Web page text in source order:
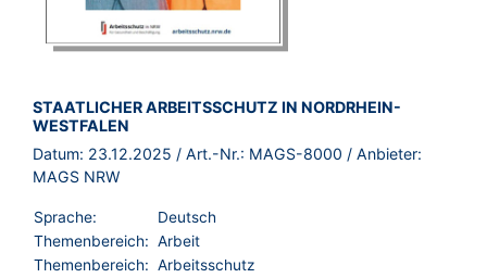
BROSCHÜRE:
STAATLICHER ARBEITSSCHUTZ IN NORDRHEIN-
WESTFALEN
Datum: 23.12.2025 / Art.-Nr.: MAGS-8000 / Anbieter:
MAGS NRW
Sprache:
Deutsch
Themenbereich: Arbeit
Themenbereich: Arbeitsschutz